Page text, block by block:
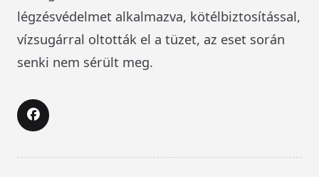
légzésvédelmet alkalmazva, kötélbiztosítással,
vízsugárral oltották el a tüzet, az eset során
senki nem sérült meg.